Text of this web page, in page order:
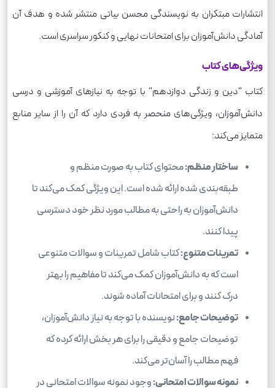
انتشارات مبتکران به نویسندگی محسن بیاتی منتشر شده و هدف آن
آمادگی دانش‌آموزان برای امتحانات نهایی و کنکور سراسری است.
ویژگی‌های کتاب
کتاب "دین و زندگی دوازدهم" با توجه به نیازهای آموزشی و درسی
دانش‌آموزان، ویژگی‌های منحصر به فردی دارد که آن را از سایر منابع
متمایز می‌کند:
ساختار منظم:محتوای کتاب به صورت منظم و
طبقه‌بندی شده ارائه شده است. این ویژگی کمک می‌کند تا
دانش‌آموزان به راحتی به مطالب مورد نظر خود دسترسی
پیدا کنند.
تمرینات متنوع:کتاب شامل تمرینات و سوالات متنوعی
است که به دانش‌آموزان کمک می‌کند تا مفاهیم را بهتر
درک کنند و برای امتحانات آماده شوند.
توضیحات جامع:نویسنده با توجه به نیاز دانش‌آموزان،
توضیحات جامع و دقیقی را برای هر بخش ارائه کرده که
فهم مطالب را آسان‌تر می‌کند.
نمونه سوالات امتحانی:وجود نمونه سوالات امتحانی در